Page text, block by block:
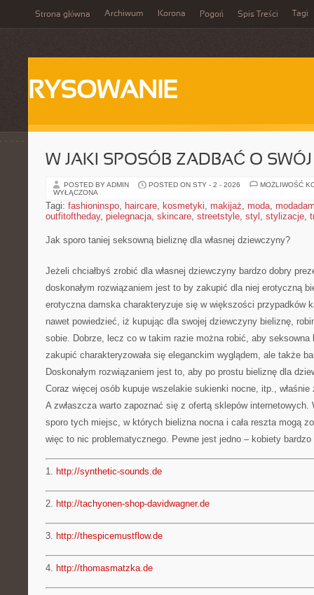
Strona główna Archiwum Korona Pogoń Spis Treści Tagi
RYSOWANIE
W JAKI SPOSÓB ZADBAĆ O
POSTED BY ADMIN POSTED ON STY - 2 - 2026
MOŻLIWOŚĆ
WYŁĄCZONA
Tagi: fashioninspo, haircare, kosmetyki, makijaż, moda,
outfitoftheday, pielegnacja, skincare, streetstyle, styl , stylizacje,
Jak sporo taniej seksowną bieliznę dla własnej dziewczyny?
Jeżeli chciałbyś zrobić dla własnej dziewczyny bardzo dobry
doskonałym rozwiązaniem jest to by zakupić dla niej erotyczną
erotyczna damska charakteryzuje się w większości przypadków
nawet powiedzieć, iż kupując dla swojej dziewczyny bieliznę,
sobie. Dobrze, lecz co w takim razie można robić, aby
zakupić charakteryzowała się eleganckim wyglądem, ale także
Doskonałym rozwiązaniem jest to, aby po prostu bieliznę dla
Coraz więcej osób kupuje wszelakie sukienki nocne, itp.,
A zwłaszcza warto zapoznać się z ofertą sklepów internetowych.
sporo tych miejsc, w których bielizna nocna i cała reszta mogą
więc to nic problematycznego. Pewne jest jedno – kobiety
1. http://synthetic-sounds.de
2. http://tachyonen-shop-davidwagner.de
3. http://thespicemustflow.de
4. http://thomasmatzka.de